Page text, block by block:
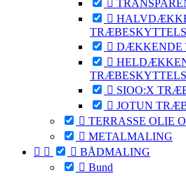


 DÆKKENDE

 SIOO:X
 JOTUN
 TERRASSE OLIE
 METALMALING
   BÅDMALING
 Bund